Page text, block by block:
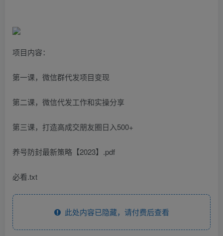
项目内容：
第一课，微信群代发项目变现
第二课，微信代发工作和实操分享
第三课，打造高成交朋友圈日入500+
养号防封最新策略【2023】.pdf
必看.txt
此处内容已隐藏，请付费后查看